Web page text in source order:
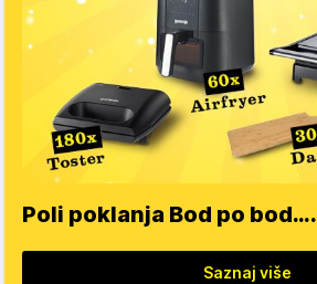
Poli poklanja Bod po bod….
Saznaj više